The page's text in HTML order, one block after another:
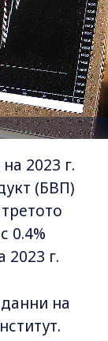
2023 г.
(БВП)
0.4%
2023 г.
на